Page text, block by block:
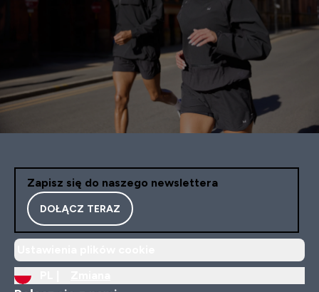
Zapisz się do naszego newslettera
DOŁĄCZ TERAZ